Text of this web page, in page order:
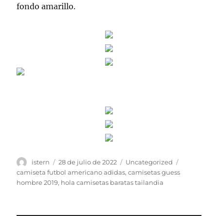
fondo amarillo.
Autor
istern
Publicado
el
28 de julio de 2022 Categorías
Uncategorized
camiseta futbol americano adidas,camisetas guess
hombre 2019, hola camisetas baratas tailandia